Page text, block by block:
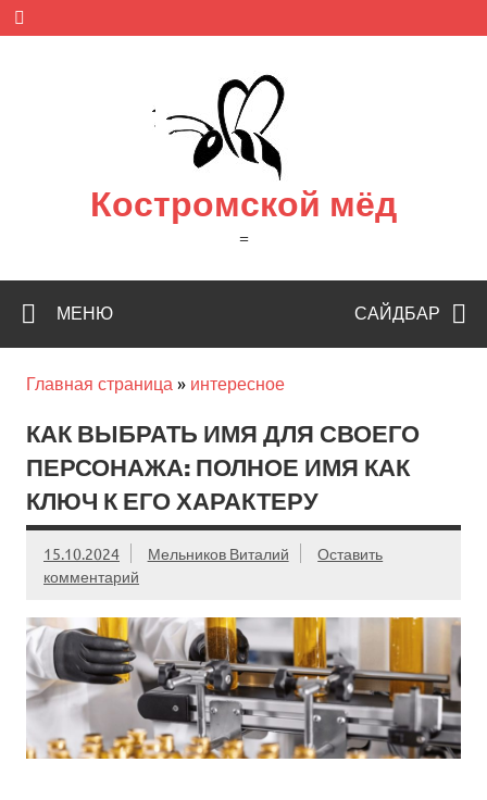
Skip
content
Костромской мёд
=
САЙДБАР
МЕНЮ
Главная страница » интересное
КАК ВЫБРАТЬ ИМЯ ДЛЯ СВОЕГО
ПЕРСОНАЖА: ПОЛНОЕ ИМЯ КАК
КЛЮЧ К ЕГО ХАРАКТЕРУ
15.10.2024 Мельников Виталий
Оставить
комментарий